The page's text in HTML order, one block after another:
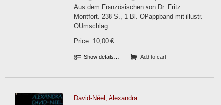
Aus dem Französischen von Dr. Fritz
Montfort. 238 S., 1 Bl. OPappband mit illustr.
OUmschlag.
Price: 10,00 €
Show details… Add to cart
David-Néel, Alexandra: